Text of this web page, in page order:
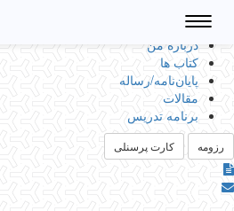
Toggle
navigation
درباره من
کتاب ها
پایان‌نامه‌/رساله
مقالات
برنامه تدریس
رزومه کارت پرسنلی